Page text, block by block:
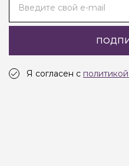
Введите свой e-mail
Я согласен с